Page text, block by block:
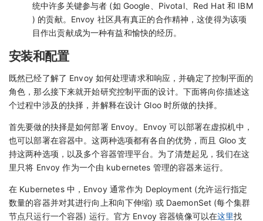
统中许多关键参与者 (如 Google、Pivotal、Red Hat 和 IBM
) 的贡献。Envoy 社区具有真正的合作精神，这使得为该项
目作出贡献成为一种有益和愉快的经历。
安装和配置
既然已经了解了 Envoy 如何处理请求和响应，并确定了控制平面的
角色，那么接下来就开始研究控制平面的设计。下面将向你描述这
个过程中涉及的抉择，并解释在设计 Gloo 时所做的抉择。
首先要做的抉择是如何部署 Envoy。Envoy 可以部署在虚拟机中，
也可以部署在容器中。这两种选项都有各自的优势，而且 Gloo 支
持这两种选项，以及多个容器管理平台。为了清楚起见，我们在这
里只将 Envoy 作为一个由 kubernetes 管理的容器来运行。
在 Kubernetes 中，Envoy 通常作为 Deployment (允许运行指定
数量的容器并对其进行向上和向下伸缩) 或 DaemonSet (每个集群
节点只运行一个容器) 运行。官方 Envoy 容器镜像可以在这里找